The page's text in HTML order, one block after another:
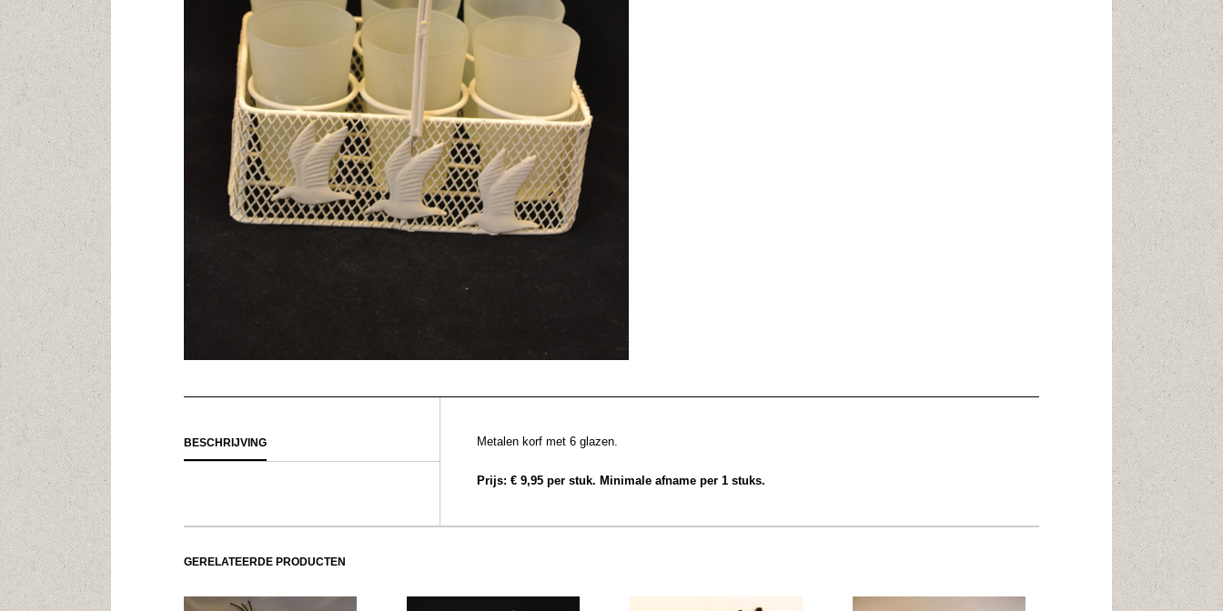
BESCHRIJVING Metalen korf met 6 glazen.
Prijs: € 9,95 per stuk. Minimale afname per 1 stuks.
GERELATEERDE PRODUCTEN